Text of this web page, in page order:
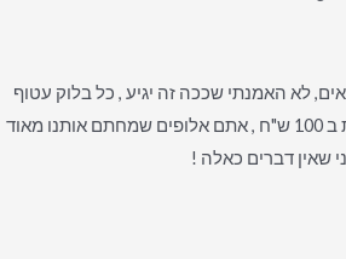
לא האמנתי שככה זה יגיע , כל בלוק עטוף
בצלופן במבצע של 7 יחידות ב 100 ש"ח , אתם אלופים שמחתם אותנו מאוד
שאין דברים כאלה !